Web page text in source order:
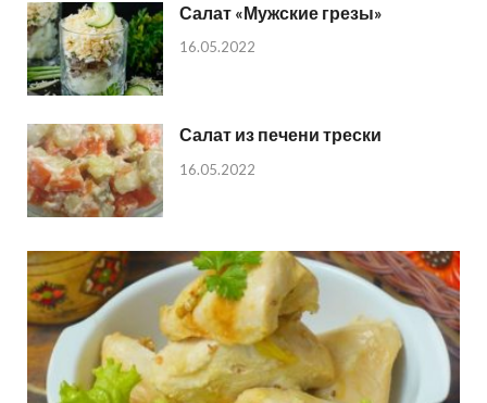
Салат «Мужские грезы»
16.05.2022
Салат из печени трески
16.05.2022